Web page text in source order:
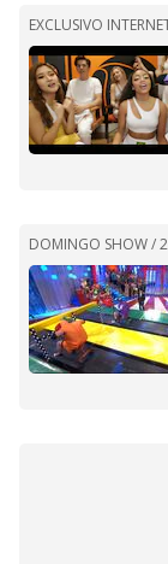
EXCLUSIVO
DOMINGO SHOW /